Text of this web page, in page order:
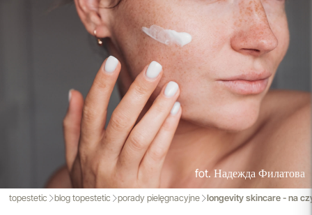
efektywnej realizacji zamówień w naszym sklepie. Dzięki
nowoczesnemu magazynowi oraz zaawansowanym
technologicznie systemom IT, zamówienia są zazwyczaj
wysyłane i dostarczane w ciągu zaledwie
24 godzinod
momentu złożenia.
przeczytaj więcej
Porady Kosmetologów
Nowa jakość pielęgnacji z Topestetic! Skorzystaj z
indywidualnej konsultacji kosmetologicznej, która
pomoże Ci dobrać idealne produkty do potrzeb Twojej
skóry. Zaufaj naszym specjalistom i zadbaj o swoją cerę jak
nigdy dotąd!
przeczytaj więcej
fot. Надежда Филатова
topestetic blog topestetic porady pielęgnacyjne longevity skincare - na